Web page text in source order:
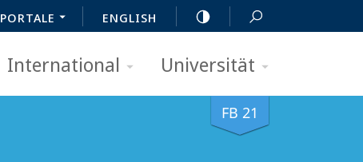
PORTALE ENGLISH
International Universität
FB 21